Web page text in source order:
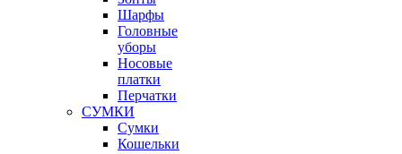
Шарфы
Головные
уборы
Носовые
платки
Перчатки
СУМКИ
Сумки
Кошельки